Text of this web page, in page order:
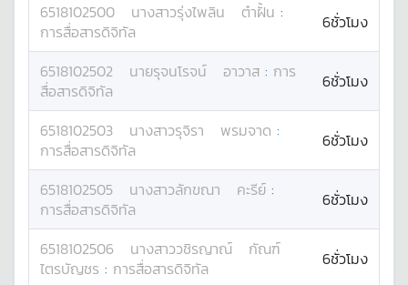
6518102500 นางสาวรุ่งไพลิน ต๋าฝั้น :
การสื่อสารดิจิทัล
6ชั่วโมง
6518102502 นายรุจนโรจน์ อาวาส : การ
สื่อสารดิจิทัล
6ชั่วโมง
6518102503 นางสาวรุจิรา พรมจาด :
การสื่อสารดิจิทัล
6ชั่วโมง
6518102505 นางสาวลักขณา คะรีย์ :
การสื่อสารดิจิทัล
6ชั่วโมง
6518102506 นางสาววชิรญาณ์
กัณฑ์
ไตรบัญชร : การสื่อสารดิจิทัล 6ชั่วโมง